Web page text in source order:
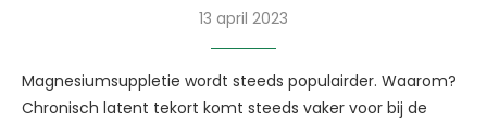
13 april 2023
Magnesiumsuppletie wordt steeds populairder. Waarom?
Chronisch latent tekort komt steeds vaker voor bij de